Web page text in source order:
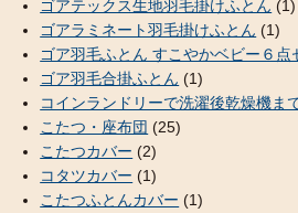
ゴアテックス生地羽毛掛けふとん (1)
ゴアラミネート羽毛掛けふとん (1)
ゴア羽毛ふとん すこやかベビー６点
ゴア羽毛合掛ふとん (1)
コインランドリーで洗濯後乾燥機ま
こたつ・座布団 (25)
こたつカバー (2)
コタツカバー (1)
こたつふとんカバー (1)